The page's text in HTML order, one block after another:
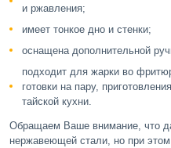
и ржавления;
имеет тонкое дно и стенки;
оснащена дополнительной
подходит для жарки во
готовки на пару,
тайской кухни.
Обращаем Ваше внимание, что
нержавеющей стали, но при